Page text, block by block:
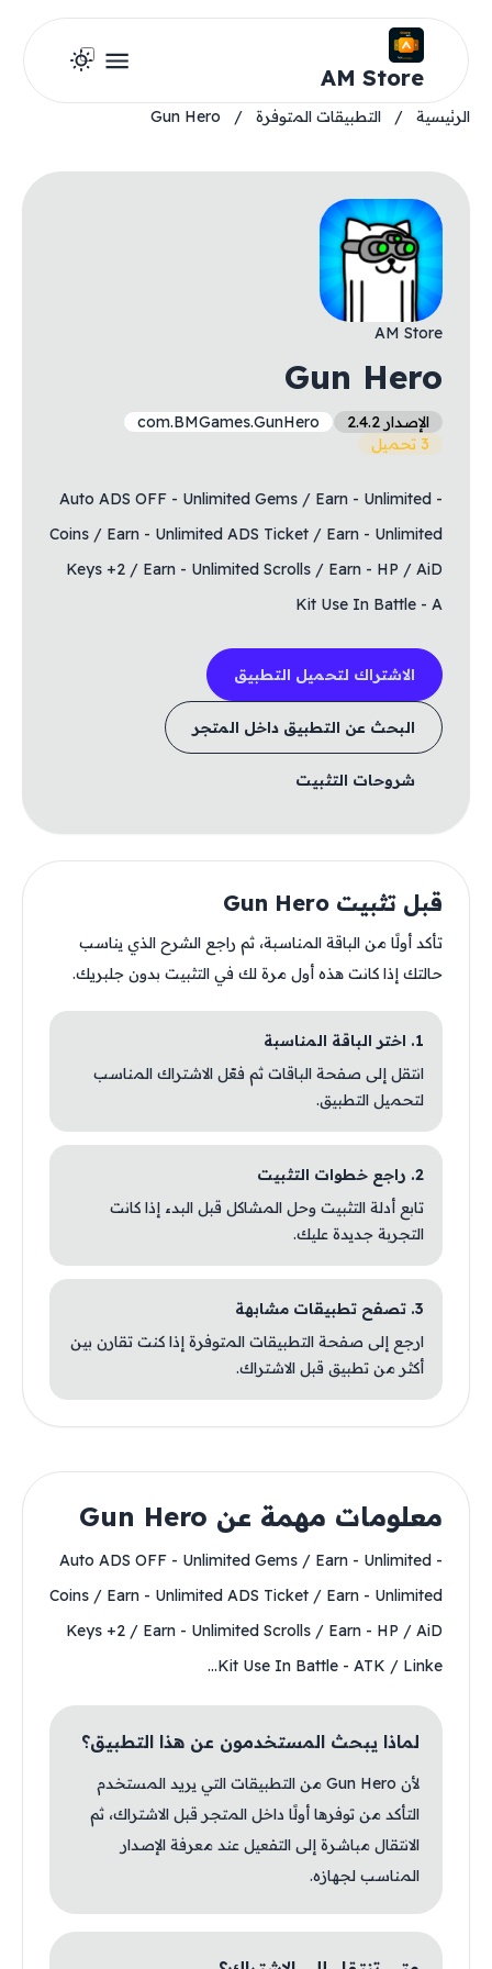
AM Store
الرئيسية / التطبيقات المتوفرة /
Gun Hero
AM Store
Gun Hero
الإصدار 2.4.2
com.BMGames.GunHero
3 تحميل
- Auto ADS OFF - Unlimited Gems / Earn - Unlimited
Coins / Earn - Unlimited ADS Ticket / Earn - Unlimited
Keys +2 / Earn - Unlimited Scrolls / Earn - HP / AiD
Kit Use In Battle - A
الاشتراك لتحميل التطبيق
البحث عن التطبيق داخل المتجر
شروحات التثبيت
قبل تثبيت Gun Hero
تأكد أولًا من الباقة المناسبة، ثم راجع الشرح الذي يناسب
حالتك إذا كانت هذه أول مرة لك في التثبيت بدون جلبريك.
1. اختر الباقة المناسبة
انتقل إلى صفحة الباقات ثم فعّل الاشتراك المناسب
لتحميل التطبيق.
2. راجع خطوات التثبيت
تابع أدلة التثبيت وحل المشاكل قبل البدء إذا كانت
التجربة جديدة عليك.
3. تصفح تطبيقات مشابهة
ارجع إلى صفحة التطبيقات المتوفرة إذا كنت تقارن بين
أكثر من تطبيق قبل الاشتراك.
معلومات مهمة عن Gun Hero
- Auto ADS OFF - Unlimited Gems / Earn - Unlimited
Coins / Earn - Unlimited ADS Ticket / Earn - Unlimited
Keys +2 / Earn - Unlimited Scrolls / Earn - HP / AiD
Kit Use In Battle - ATK / Linke...
لماذا يبحث المستخدمون عن هذا التطبيق؟
لأن Gun Hero من التطبيقات التي يريد المستخدم
التأكد من توفرها أولًا داخل المتجر قبل الاشتراك، ثم
الانتقال مباشرة إلى التفعيل عند معرفة الإصدار
المناسب لجهازه.